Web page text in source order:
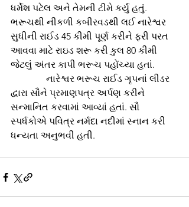
ધર્મેશ પટેલ અને તેમની ટીમે કર્યું હતું.
ભરૂચથી નીકળી કબીરવડથી લઈ નારેશ્વર
સુધીની રાઈડ 45 કીમી પૂર્ણ કરીને ફરી પરત
આવવા માટે રાઇડ શરૂ કરી કુલ 80 કીમી
જેટલું અંતર કાપી ભરૂચ પહોંચ્યા હતાં.
દ્વારા સૌને પ્રમાણપત્ર અર્પણ કરીને
સન્માનિત કરવામાં આવ્યાં હતાં. સૌ
સ્પર્ધકોએ પવિત્ર નર્મદા નદીમાં સ્નાન કરી
ધન્યતા અનુભવી હતી.